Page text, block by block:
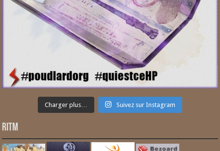
Charger plus… Suivez sur Instagram
RITM